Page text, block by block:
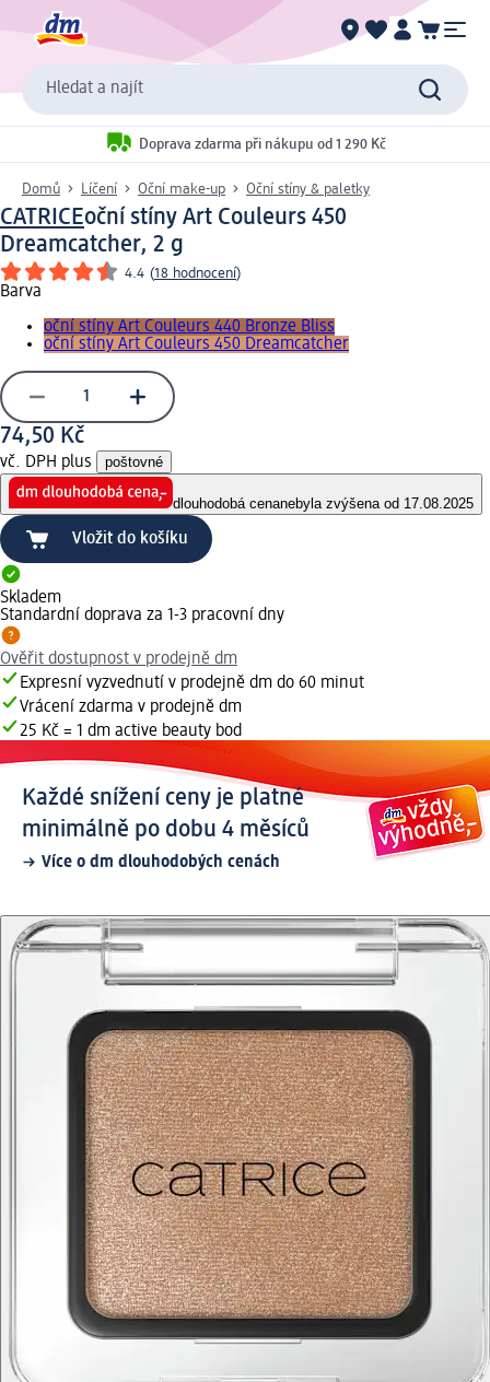
Hledat a najít
Doprava zdarma při nákupu od 1 290 Kč
Domů Líčení Oční make-up Oční stíny & paletky
CATRICEoční stíny Art Couleurs 450
Dreamcatcher, 2 g
4.4 (18 hodnocení)
Barva
oční stíny Art Couleurs 440 Bronze Bliss
oční stíny Art Couleurs 450 Dreamcatcher
74,50 Kč
vč. DPH plus poštovné
dlouhodobá cenanebyla zvýšena od 17.08.2025
Vložit do košíku
Skladem
Standardní doprava za 1-3 pracovní dny
Ověřit dostupnost v prodejně dm
Expresní vyzvednutí v prodejně dm do 60 minut
Vrácení zdarma v prodejně dm
25 Kč = 1 dm active beauty bod
Každé snížení ceny je platné
minimálně po dobu 4 měsíců
Více o dm dlouhodobých cenách